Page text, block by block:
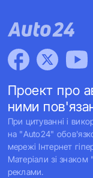
Проект про
ними
При цитуванні і
на "Auto24"
мережі Інтернет
Матеріали зі
реклами.